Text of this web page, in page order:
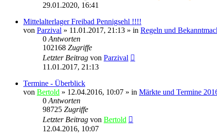
29.01.2020, 16:41
Mittelalterlager Freibad Pennigsehl !!!!
von Parzival » 11.01.2017, 21:13 » in Regeln und
0 Antworten
102168 Zugriffe
Letzter Beitrag von Parzival
11.01.2017, 21:13
Termine - Überblick
von Bertold » 12.04.2016, 10:07 » in Märkte und Termine
0 Antworten
98725 Zugriffe
Letzter Beitrag von Bertold
12.04.2016, 10:07